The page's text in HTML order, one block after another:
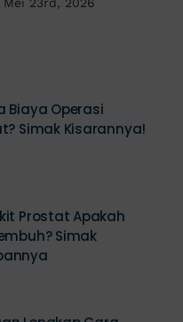
Biaya Operasi
Simak Kisarannya!
Prostat Apakah
Simak